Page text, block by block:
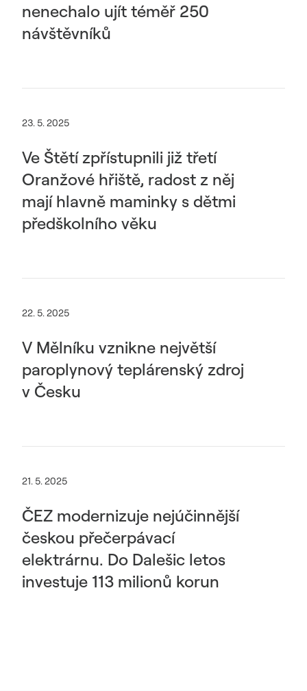
nenechalo ujít téměř 250
návštěvníků
23. 5. 2025
Ve Štětí zpřístupnili již třetí
Oranžové hřiště, radost z něj
mají hlavně maminky s dětmi
předškolního věku
22. 5. 2025
V Mělníku vznikne největší
paroplynový teplárenský zdroj
v Česku
21. 5. 2025
ČEZ modernizuje nejúčinnější
českou přečerpávací
elektrárnu. Do Dalešic letos
investuje 113 milionů korun